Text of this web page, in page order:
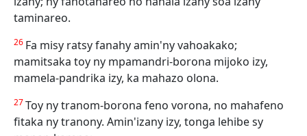
taminareo.
26 Fa misy ratsy fanahy amin'ny vahoakako;
mamitsaka toy ny mpamandri-borona mijoko izy,
mamela-pandrika izy, ka mahazo olona.
27Toy ny tranom-borona feno vorona, no mahafeno
fitaka ny tranony. Amin'izany izy, tonga lehibe sy